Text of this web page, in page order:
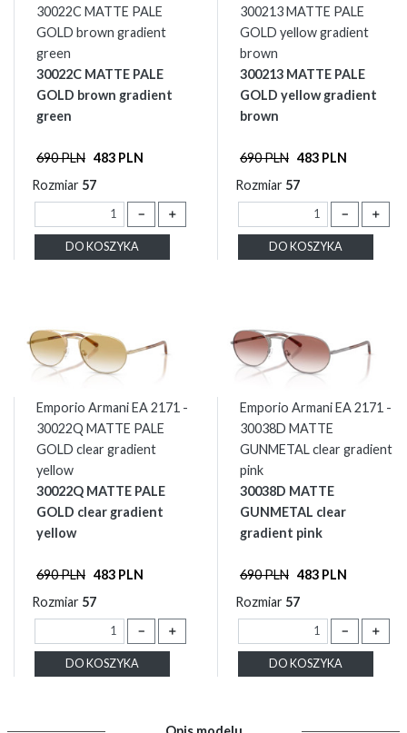
30022C MATTE PALE
GOLD brown gradient
green
30022C MATTE PALE
GOLD brown gradient
green
690 PLN 483 PLN
Rozmiar 57
－ ＋
DO KOSZYKA
300213 MATTE PALE
GOLD yellow gradient
brown
300213 MATTE PALE
GOLD yellow gradient
brown
690 PLN 483 PLN
Rozmiar 57
－ ＋
DO KOSZYKA
Emporio Armani EA 2171 -
30022Q MATTE PALE
GOLD clear gradient
yellow
30022Q MATTE PALE
GOLD clear gradient
yellow
690 PLN 483 PLN
Rozmiar 57
－ ＋
DO KOSZYKA
Emporio Armani EA 2171 -
30038D MATTE
GUNMETAL clear gradient
pink
30038D MATTE
GUNMETAL clear
gradient pink
690 PLN 483 PLN
Rozmiar 57
－ ＋
DO KOSZYKA